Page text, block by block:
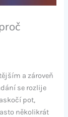
a zároveň
se rozlije
pot,
několikrát